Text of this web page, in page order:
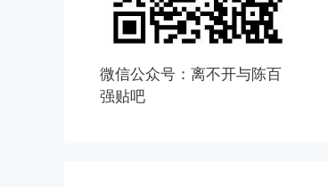
微信公众号：离不开与陈百
强贴吧